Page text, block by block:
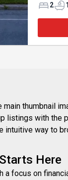
2 1
thumbnail
listings with the
way to
Here
focus on